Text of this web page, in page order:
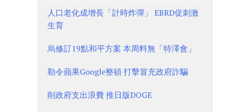
人口老化成增長「計時炸彈」 EBRD促刺激
生育
烏修訂19點和平方案 本周料無「特澤會」
勒令蘋果Google整頓 打擊冒充政府詐騙
削政府支出浪費 推日版DOGE